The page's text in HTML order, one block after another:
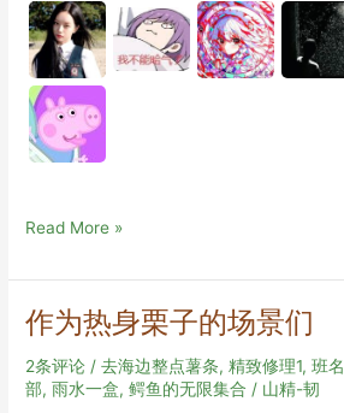
关
场
景
的
提
示
Read More »
作为热身栗子的场景们
2条评论 /去海边整点薯条,精致修理1,班名
部,雨水一盒,鳄鱼的无限集合 / 山精-韧